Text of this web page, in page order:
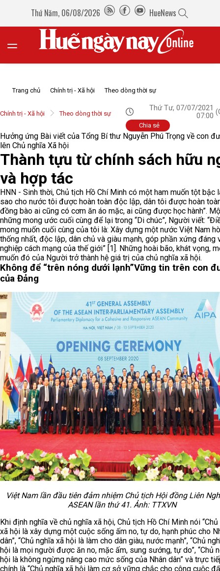
Thứ Năm, 06/08/2026 HueNews
Trang chủ Chính trị - Xã hội Theo dòng thời sự
Chính trị - Xã hội Theo dòng thời sự
Thứ Tư, 07/07/2021
07:00
Chia sẻ
Hưởng ứng Bài viết của Tổng Bí thư Nguyễn Phú Trọng về con
lên Chủ nghĩa Xã hội
Thành tựu từ chính sách hữu
và hợp tác
HNN - Sinh thời, Chủ tịch Hồ Chí Minh có một ham muốn tột bậc
sao cho nước tôi được hoàn toàn độc lập, dân tôi được hoàn
đồng bào ai cũng có cơm ăn áo mặc, ai cũng được học hành”.
những mong ước cuối cùng để lại trong “Di chúc”, Người viết:
mong muốn cuối cùng của tôi là: Xây dựng một nước Việt Nam
thống nhất, độc lập, dân chủ và giàu mạnh, góp phần xứng đáng
nghiệp cách mạng của thế giới” [1]. Những hoài bão, khát vọng,
muốn đó của Người trở thành hệ giá trị của chủ nghĩa xã hội.
Không để “trên nóng dưới lạnh”Vững tin trên con
của Đảng
Việt Nam lần đầu tiên đảm nhiệm Chủ tịch Hội đồng Liên
ASEAN lần thứ 41. Ảnh: TTXVN
Khi định nghĩa về chủ nghĩa xã hội, Chủ tịch Hồ Chí Minh nói “Chủ
xã hội là xây dựng một cuộc sống ấm no, tự do, hạnh phúc cho
dân”, “Chủ nghĩa xã hội là làm cho dân giàu, nước mạnh”, “Chủ
hội là mọi người được ăn no, mặc ấm, sung sướng, tự do”, “Chủ
hội là không ngừng nâng cao mức sống của Nhân dân” và trực
chính là “Chủ nghĩa xã hội làm cơ sở vững chắc cho công cuộc